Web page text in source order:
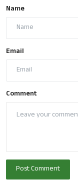
Name
Email
Comment
Post Comment